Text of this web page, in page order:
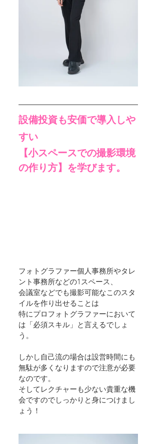
設備投資も安価で導入しや
すい
【小スペースでの撮影環境
の作り方】を学びます。
フォトグラファー個人事務所やタレ
ント事務所などの1スペース、
会議室などでも撮影可能なこのスタ
イルを作り出せることは
特にプロフォトグラファーにおいて
は「必須スキル」と言えるでしょ
う。
しかし自己流の場合は設営時間にも
無駄が多くなりますので注意が必要
なのです。
そしてレクチャーも少ない貴重な機
会ですのでしっかりと身につけまし
ょう！